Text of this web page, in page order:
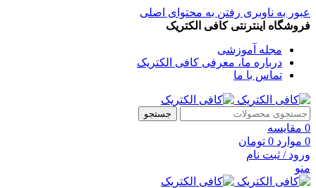
عبور به ناوبری رفتن به محتوای اصلی
فروشگاه اینترنتی کافی الکتریک
مجله آموزشی
درباره ما، معرفی کافی الکتریک
تماس با ما
جستجو
0 مقایسه
0 موارد 0 تومان
ورود / ثبت نام
منو